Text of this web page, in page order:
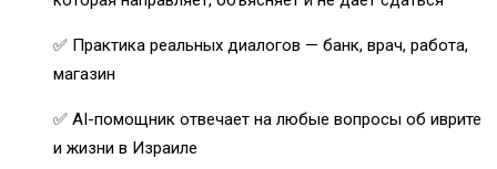
✅ Практика реальных диалогов — банк, врач, работа,
магазин
✅ AI-помощник отвечает на любые вопросы об иврите
и жизни в Израиле